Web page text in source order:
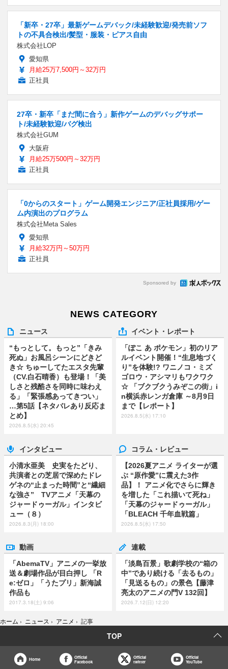
「新卒・27卒」最新ゲームデバック/未経験歓迎/発売前ソフ
トの不具合検出/髪型・服装・ピアス自由
株式会社LOP
愛知県
月給25万7,500円～32万円
正社員
27卒・新卒「まだ間に合う」新作ゲームのデバッグサポー
ト/未経験歓迎/バグ検出
株式会社GUM
大阪府
月給25万500円～32万円
正社員
「0からのスタート」ゲーム開発エンジニア/正社員採用/ゲー
ム内演出のプログラム
株式会社Meta Sales
愛知県
月給32万円～50万円
正社員
Sponsored by
NEWS CATEGORY
ニュース
“もっとして。もっと”「きみ
死ぬ」お風呂シーンにどきど
き☆ ちゅーしてたエスタ先輩
（CV.白石晴香）も登場！「美
しさと残酷さを同時に味わえ
る」「緊張感あってきつい」
…第5話【ネタバレあり反応ま
とめ】
2026.8.5(水) 20:45
イベント・レポート
「ぽこ あ ポケモン」初のリア
ルイベント開催！“生息地づく
り”を体験!? ワニノコ・ミズ
ゴロウ・アシマリもワクワク
☆ 「ブクブクうみぞこの街」i
n横浜赤レンガ倉庫 ～8月9日
まで【レポート】
2026.8.5(水) 17:10
インタビュー
小清水亜美 史実をたどり、
共演者との芝居で深めたドレ
ゲネの“止まった時間”と“繊細
な強さ” TVアニメ「天幕の
ジャードゥーガル」インタビ
ュー（８）
2026.8.3(月) 18:00
コラム・レビュー
【2026夏アニメ ライターが選
ぶ “原作愛”に震えた3作
品】！ アニメ化でさらに輝き
を増した「これ描いて死ね」
「天幕のジャードゥーガル」
「BLEACH 千年血戦篇」
2026.8.5(水) 17:50
動画
「AbemaTV」アニメの一挙放
送＆劇場作品が目白押し 「R
e:ゼロ」「うたプリ」新海誠
作品も
2017.3.18(土) 9:06
連載
「淡島百景」歌劇学校の“箱の
中”であり続ける「去るもの」
「見送るもの」の景色【藤津
亮太のアニメの門V 132回】
2026.7.12(日) 12:20
ホーム › ニュース › アニメ › 記事
TOP
Home
Official
Facebook
Official
twitter
Official
YouTube